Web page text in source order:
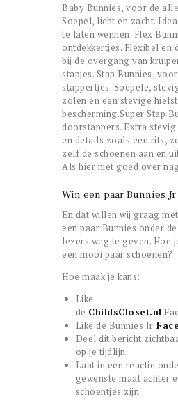
Baby Bunnies, voor de
Soepel, licht en zacht.
te laten wennen. Flex
ontdekkertjes. Flexibel en
bij de overgang van
stapjes. Stap Bunnies,
stappertjes. Soepele,
zolen en een stevige
bescherming.Super Stap
doorstappers. Extra
en details zoals een rits,
zelf de schoenen aan en
Als hier niet goed over
Win een paar Bunnies
En dat willen wij graag
een paar Bunnies onder
lezers weg te geven. Hoe
een mooi paar schoenen?
Hoe maak je kans:
Like
de ChildsCloset.nl
Like de Bunnies Jr
Deel dit bericht
op je tijdlijn
Laat in een reactie
gewenste maat achter
schoentjes zijn.